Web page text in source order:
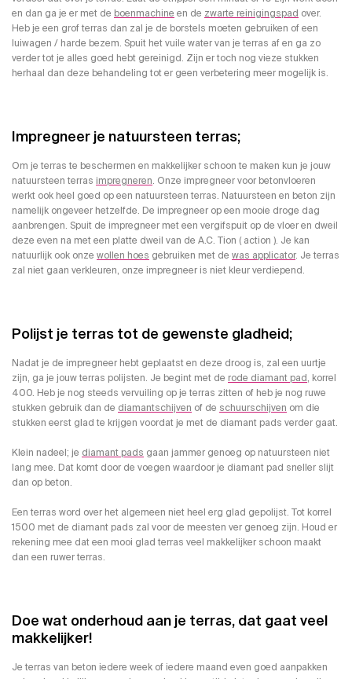
en dan ga je er met de boenmachine en de zwarte reinigingspad over.
Heb je een grof terras dan zal je de borstels moeten gebruiken of een
luiwagen / harde bezem. Spuit het vuile water van je terras af en ga zo
verder tot je alles goed hebt gereinigd. Zijn er toch nog vieze stukken
herhaal dan deze behandeling tot er geen verbetering meer mogelijk is.
Impregneer je natuursteen terras;
Om je terras te beschermen en makkelijker schoon te maken kun je jouw
natuursteen terras impregneren. Onze impregneer voor betonvloeren
werkt ook heel goed op een natuursteen terras. Natuursteen en beton zijn
namelijk ongeveer hetzelfde. De impregneer op een mooie droge dag
aanbrengen. Spuit de impregneer met een vergifspuit op de vloer en dweil
deze even na met een platte dweil van de A.C. Tion ( action ). Je kan
natuurlijk ook onze wollen hoes gebruiken met de was applicator. Je terras
zal niet gaan verkleuren, onze impregneer is niet kleur verdiepend.
Polijst je terras tot de gewenste gladheid;
Nadat je de impregneer hebt geplaatst en deze droog is, zal een uurtje
zijn, ga je jouw terras polijsten. Je begint met de rode diamant pad, korrel
400. Heb je nog steeds vervuiling op je terras zitten of heb je nog ruwe
stukken gebruik dan de diamantschijven of de schuurschijven om die
stukken eerst glad te krijgen voordat je met de diamant pads verder gaat.
Klein nadeel; je diamant pads gaan jammer genoeg op natuursteen niet
lang mee. Dat komt door de voegen waardoor je diamant pad sneller slijt
dan op beton.
Een terras word over het algemeen niet heel erg glad gepolijst. Tot korrel
1500 met de diamant pads zal voor de meesten ver genoeg zijn. Houd er
rekening mee dat een mooi glad terras veel makkelijker schoon maakt
dan een ruwer terras.
Doe wat onderhoud aan je terras, dat gaat veel
makkelijker!
Je terras van beton iedere week of iedere maand even goed aanpakken